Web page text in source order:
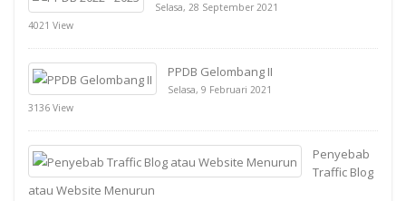
Selasa, 28 September 2021
4021 View
PPDB Gelombang II
Selasa, 9 Februari 2021
3136 View
Penyebab
Traffic Blog
atau Website Menurun